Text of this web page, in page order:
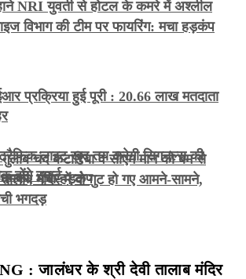
NRI युवती से होटल के कमरे में अश्लील
विभाग की टीम पर फायरिंग: मचा हड़कंप
प्रक्रिया हुई पूरी : 20.66 लाख मतदाता
चंद कटारिया व सीएम मान को बम से
धमकी, मचा हड़कंप
लाइट खुद तय करेगी सिगनल्स की
होंगे स्मार्टमंदिर में दो गुट हो गए आमने-सामने,
भगदड़
: जालंधर के श्री देवी तालाब मंदिर